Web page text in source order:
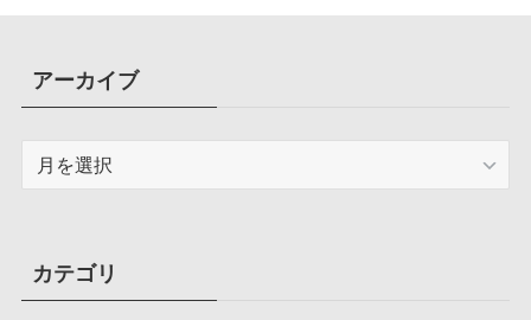
アーカイブ
ブカテゴリ